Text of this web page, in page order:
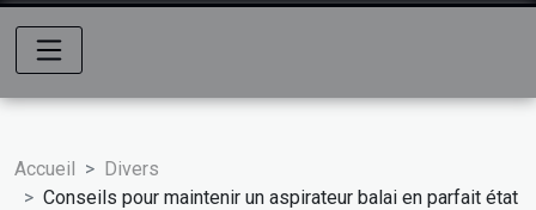
Accueil
Divers
Conseils pour maintenir un aspirateur balai en parfait état